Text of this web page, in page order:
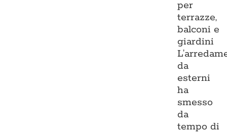
per
terrazze,
balconi e
giardini
da
esterni
ha
smesso
da
tempo di